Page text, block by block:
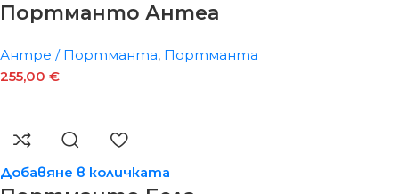
Портманто Антеа
Антре / Портманта, Портманта
255,00 €
Добавяне в количката